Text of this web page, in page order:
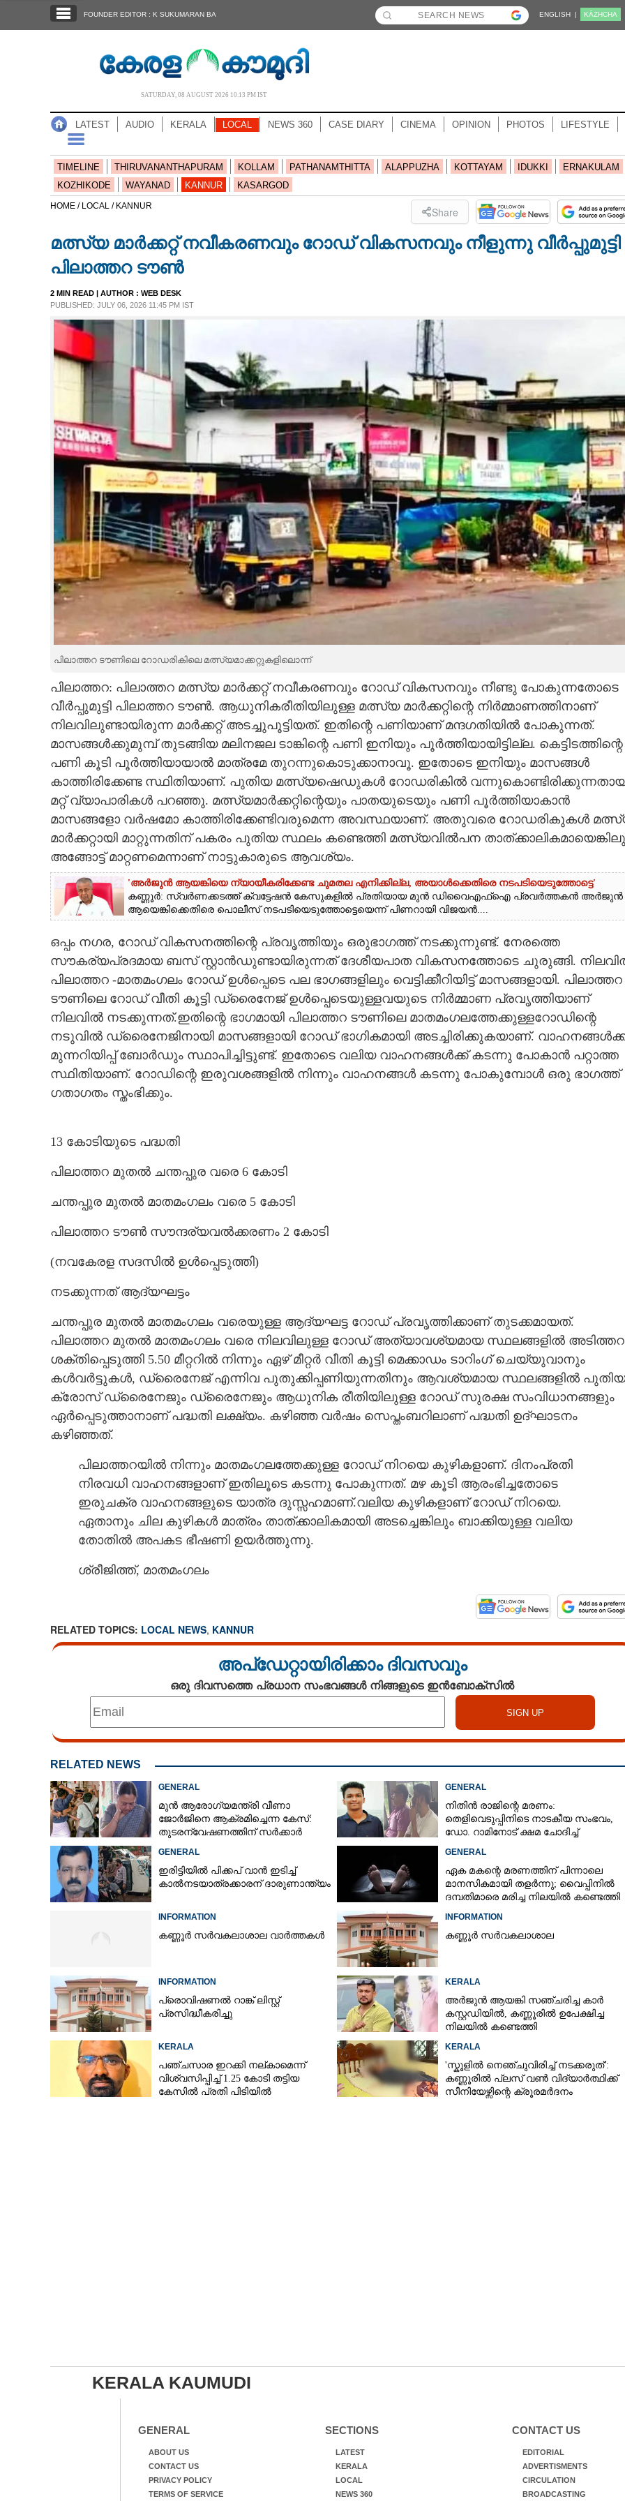
NOTIFIED NEWS
NEWS 360
LIFESTYLE
LITERATURE
CONTACT US
FOUNDER EDITOR : K SUKUMARAN BA ENGLISH | KĀZHCHA
SATURDAY, 08 AUGUST 2026 10.13 PM IST
LATEST AUDIO KERALA LOCAL NEWS 360 CASE DIARY CINEMA OPINION PHOTOS LIFESTYLE
TIMELINE THIRUVANANTHAPURAM KOLLAM PATHANAMTHITTA ALAPPUZHA KOTTAYAM IDUKKI
ERNAKULAM
KOZHIKODE
WAYANAD KANNUR KASARGOD
HOME / LOCAL / KANNUR Share
മത്സ്യ മാർക്കറ്റ് നവീകരണവും റോഡ് വികസനവും നീളുന്നു വീർപ്പുമുട്ടി
പിലാത്തറ ടൗൺ
2 MIN READ | AUTHOR : WEB DESK
PUBLISHED: JULY 06, 2026 11:45 PM IST
പിലാത്തറ ടൗണിലെ റോഡരികിലെ മത്സ്യമാക്കറ്റുകളിലൊന്ന്
പിലാത്തറ: പിലാത്തറ മത്സ്യ മാർക്കറ്റ് നവീകരണവും റോഡ് വികസനവും നീണ്ടു പോകുന്നതോടെ
വീർപ്പുമുട്ടി പിലാത്തറ ടൗൺ. ആധുനികരീതിയിലുള്ള മത്സ്യ മാർക്കറ്റിന്റെ നിർമ്മാണത്തിനാണ്
നിലവിലുണ്ടായിരുന്ന മാർക്കറ്റ് അടച്ചുപൂട്ടിയത്. ഇതിന്റെ പണിയാണ് മന്ദഗതിയിൽ പോകുന്നത്.
മാസങ്ങൾക്കുമുമ്പ് തുടങ്ങിയ മലിനജല ടാങ്കിന്റെ പണി ഇനിയും പൂർത്തിയായിട്ടില്ല. കെട്ടിടത്തിന്റെ
പണി കൂടി പൂർത്തിയായാൽ മാത്രമേ തുറന്നുകൊടുക്കാനാവൂ. ഇതോടെ ഇനിയും മാസങ്ങൾ
കാത്തിരിക്കേണ്ട സ്ഥിതിയാണ്. പുതിയ മത്സ്യഷെഡുകൾ റോഡരികിൽ
മറ്റ് വ്യാപാരികൾ പറഞ്ഞു. മത്സ്യമാർക്കറ്റിന്റെയും പാതയുടെയും പണി പൂർത്തിയാകാൻ
മാസങ്ങളോ വർഷമോ കാത്തിരിക്കേണ്ടിവരുമെന്ന അവസ്ഥയാണ്. അതുവരെ റോഡരികുകൾ
മാർക്കറ്റായി മാറ്റുന്നതിന് പകരം പുതിയ സ്ഥലം കണ്ടെത്തി മത്സ്യവിൽപന
അങ്ങോട്ട് മാറ്റണമെന്നാണ് നാട്ടുകാരുടെ ആവശ്യം.
'അർജുൻ ആയങ്കിയെ ന്യായീകരിക്കേണ്ട ചുമതല എനിക്കില്ല, അയാൾക്കെതിരെ നടപടിയെടുത്തോട്ടെ'
കണ്ണൂർ: സ്വർണക്കടത്ത് ക്വട്ടേഷൻ കേസുകളിൽ പ്രതിയായ മുൻ ഡിവൈഎഫ്ഐ പ്രവർത്തകൻ അർജുൻ
ആയെങ്കിക്കെതിരെ പൊലീസ് നടപടിയെടുത്തോട്ടെയെന്ന് പിണറായി വിജയൻ....
ഒപ്പം നഗര, റോഡ് വികസനത്തിന്റെ പ്രവൃത്തിയും ഒരുഭാഗത്ത് നടക്കുന്നുണ്ട്. നേരത്തെ
സൗകര്യപ്രദമായ ബസ് സ്റ്റാൻഡുണ്ടായിരുന്നത് ദേശീയപാത വികസനത്തോടെ ചുരുങ്ങി.
പിലാത്തറ -മാതമംഗലം റോഡ് ഉൾപ്പെടെ പല ഭാഗങ്ങളിലും വെട്ടിക്കീറിയിട്ട് മാസങ്ങളായി. പിലാത്തറ
ടൗണിലെ റോഡ് വീതി കൂട്ടി ഡ്രൈനേജ് ഉൾപ്പെടെയുള്ളവയുടെ നിർമ്മാണ പ്രവൃത്തിയാണ്
നിലവിൽ നടക്കുന്നത്.ഇതിന്റെ ഭാഗമായി പിലാത്തറ ടൗണിലെ മാതമംഗലത്തേക്കുള്ളറോഡിന്റെ
നടുവിൽ ഡ്രൈനേജിനായി മാസങ്ങളായി റോഡ് ഭാഗികമായി അടച്ചിരിക്കുകയാണ്.
മുന്നറിയിപ്പ് ബോർഡും സ്ഥാപിച്ചിട്ടുണ്ട്. ഇതോടെ വലിയ വാഹനങ്ങൾക്ക് കടന്നു പോകാൻ പറ്റാത്ത
സ്ഥിതിയാണ്. റോഡിന്റെ ഇരുവശങ്ങളിൽ നിന്നും വാഹനങ്ങൾ കടന്നു പോകുമ്പോൾ ഒരു ഭാഗത്ത്
ഗതാഗതം സ്തംഭിക്കും.
13 കോടിയുടെ പദ്ധതി
പിലാത്തറ മുതൽ ചന്തപ്പുര വരെ 6 കോടി
ചന്തപ്പുര മുതൽ മാതമംഗലം വരെ 5 കോടി
പിലാത്തറ ടൗൺ സൗന്ദര്യവൽക്കരണം 2 കോടി
(നവകേരള സദസിൽ ഉൾപ്പെടുത്തി)
നടക്കുന്നത് ആദ്യഘട്ടം
ചന്തപ്പുര മുതൽ മാതമംഗലം വരെയുള്ള ആദ്യഘട്ട റോഡ് പ്രവൃത്തിക്കാണ് തുടക്കമായത്.
പിലാത്തറ മുതൽ മാതമംഗലം വരെ നിലവിലുള്ള റോഡ് അത്യാവശ്യമായ സ്ഥലങ്ങളിൽ അടിത്തറ
ശക്തിപ്പെടുത്തി 5.50 മീറ്ററിൽ നിന്നും ഏഴ് മീറ്റർ വീതി കൂട്ടി മെക്കാഡം ടാറിംഗ് ചെയ്യുവാനും
കൾവർട്ടുകൾ, ഡ്രൈനേജ് എന്നിവ പുതുക്കിപ്പണിയുന്നതിനും ആവശ്യമായ സ്ഥലങ്ങളിൽ പുതിയ
ക്രോസ് ഡ്രൈനേജും ഡ്രൈനേജും ആധുനിക രീതിയിലുള്ള റോഡ് സുരക്ഷ സംവിധാനങ്ങളും
ഏർപ്പെടുത്താനാണ് പദ്ധതി ലക്ഷ്യം. കഴിഞ്ഞ വർഷം സെപ്തംബറിലാണ് പദ്ധതി ഉദ്ഘാടനം
കഴിഞ്ഞത്.
പിലാത്തറയിൽ നിന്നും മാതമംഗലത്തേക്കുള്ള റോഡ് നിറയെ കുഴികളാണ്. ദിനംപ്രതി
നിരവധി വാഹനങ്ങളാണ് ഇതിലൂടെ കടന്നു പോകുന്നത്. മഴ കൂടി ആരംഭിച്ചതോടെ
ഇരുചക്ര വാഹനങ്ങളുടെ യാത്ര ദുസ്സഹമാണ്.വലിയ കുഴികളാണ് റോഡ് നിറയെ.
ഏതാനും ചില കുഴികൾ മാത്രം താത്ക്കാലികമായി അടച്ചെങ്കിലും ബാക്കിയുള്ള വലിയ
തോതിൽ അപകട ഭീഷണി ഉയർത്തുന്നു.
ശ്രീജിത്ത്, മാതമംഗലം
RELATED TOPICS: LOCAL NEWS, KANNUR
അപ്ഡേറ്റായിരിക്കാം ദിവസവും
ഒരു ദിവസത്തെ പ്രധാന സംഭവങ്ങൾ നിങ്ങളുടെ ഇൻബോക്സിൽ
RELATED NEWS
GENERAL
മുൻ ആരോഗ്യമന്ത്രി വീണാ
ജോർജിനെ ആക്രമിച്ചെന്ന കേസ്:
തുടരന്വേഷണത്തിന് സർക്കാർ
GENERAL
നിതിൻ രാജിന്റെ മരണം:
തെളിവെടുപ്പിനിടെ നാടകീയ സംഭവം,
ഡോ. റാമിനോട് ക്ഷമ ചോദിച്ച്
GENERAL
ഇരിട്ടിയിൽ പിക്കപ് വാൻ ഇടിച്ച്
കാൽനടയാത്രക്കാരന് ദാരുണാന്ത്യം
GENERAL
ഏക മകന്റെ മരണത്തിന് പിന്നാലെ
മാനസികമായി തളർന്നു; വൈപ്പിനിൽ
ദമ്പതിമാരെ മരിച്ച നിലയിൽ കണ്ടെത്തി
INFORMATION
കണ്ണൂർ സർവകലാശാല വാർത്തകൾ
INFORMATION
കണ്ണൂർ സർവകലാശാല
INFORMATION
പ്രൊവിഷണൽ റാങ്ക് ലിസ്റ്റ്
പ്രസിദ്ധീകരിച്ചു
KERALA
അർജുൻ ആയങ്കി സഞ്ചരിച്ച കാർ
കസ്റ്റഡിയിൽ,​ കണ്ണൂരിൽ ഉപേക്ഷിച്ച
നിലയിൽ കണ്ടെത്തി
KERALA
പഞ്ചസാര ഇറക്കി നല്കാമെന്ന്
വിശ്വസിപ്പിച്ച് 1.25 കോടി തട്ടിയ
കേസിൽ പ്രതി പിടിയിൽ
KERALA
'സ്കൂളിൽ നെഞ്ചുവിരിച്ച് നടക്കരുത്':
കണ്ണൂരിൽ പ്ലസ് വൺ വിദ്യാർത്ഥിക്ക്
സീനിയേഴ്സിന്റെ ക്രൂരമർദനം
KERALA KAUMUDI
GENERAL
ABOUT US
CONTACT US
PRIVACY POLICY
TERMS OF SERVICE
SECTIONS
LATEST
KERALA
LOCAL
NEWS 360
CONTACT US
EDITORIAL
ADVERTISMENTS
CIRCULATION
BROADCASTING
മത്സ്യ മാർക്കറ്റ് നവീകരണവും റോഡ്
വികസനവും നീളുന്നു വീർപ്പുമുട്ടി
പിലാത്തറ ടൗൺ
Share this link